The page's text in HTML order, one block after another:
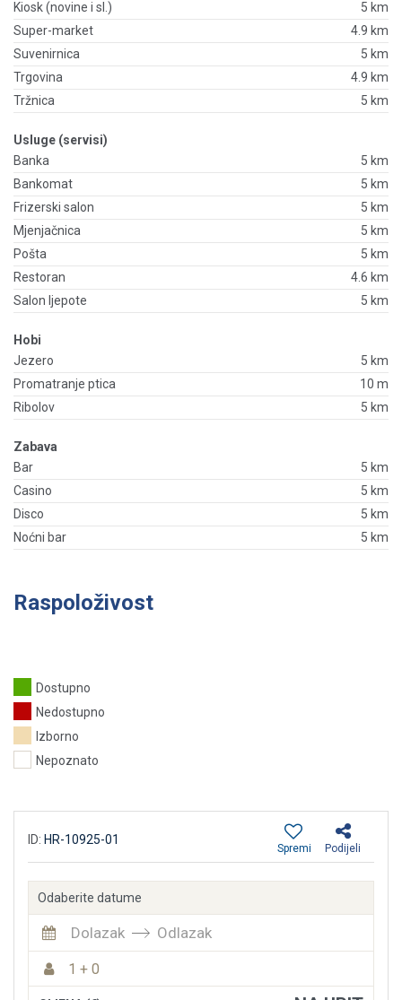
Kiosk (novine i sl.)
5 km
Super-market
4.9 km
Suvenirnica
5 km
Trgovina
4.9 km
Tržnica
5 km
Usluge (servisi)
Banka
5 km
Bankomat
5 km
Frizerski salon
5 km
Mjenjačnica
5 km
Pošta
5 km
Restoran
4.6 km
Salon ljepote
5 km
Hobi
Jezero
5 km
Promatranje ptica
10 m
Ribolov
5 km
Zabava
Bar
5 km
Casino
5 km
Disco
5 km
Noćni bar
5 km
Raspoloživost
Dostupno
Nedostupno
Izborno
Nepoznato
ID: HR-10925-01
Podijeli
Spremi
Odaberite datume
Dolazak Odlazak
1 + 0